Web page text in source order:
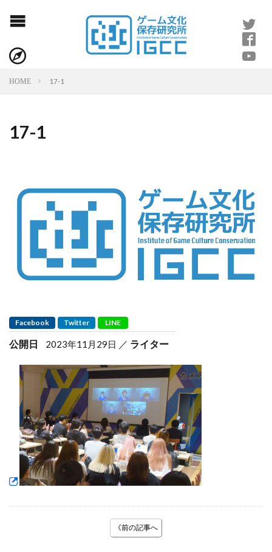
HOME 17-1
17-1
Facebook Twitter LINE
公開日 2023年11月29日 ライター
《前の記事へ